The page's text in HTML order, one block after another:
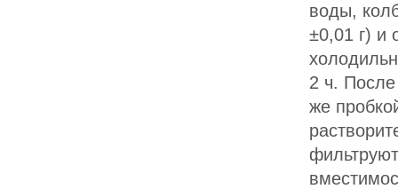
воды,
±0,01 г) и
2 ч.
же